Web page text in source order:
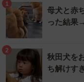
1
母犬と赤
った結果
2
秋田犬を
ち解けす